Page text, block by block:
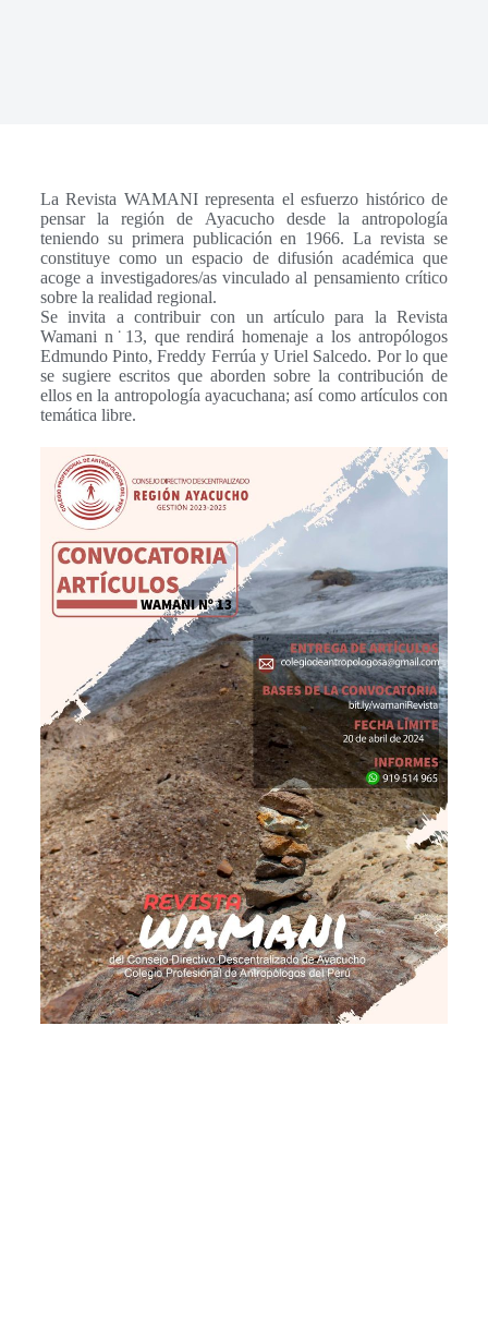
La Revista WAMANI representa el esfuerzo histórico de
pensar la región de Ayacucho desde la antropología
teniendo su primera publicación en 1966. La revista se
constituye como un espacio de difusión académica que
acoge a investigadores/as vinculado al pensamiento crítico
sobre la realidad regional.
Se invita a contribuir con un artículo para la Revista
Wamani n˙13, que rendirá homenaje a los antropólogos
Edmundo Pinto, Freddy Ferrúa y Uriel Salcedo. Por lo que
se sugiere escritos que aborden sobre la contribución de
ellos en la antropología ayacuchana; así como artículos con
temática libre.